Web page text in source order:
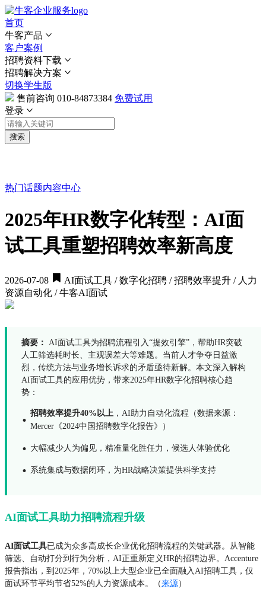
首页
牛客产品
客户案例
招聘资料下载
招聘解决方案
切换学生版
售前咨询 010-84873384 免费试用
登录
搜索
热门话题内容中心
2025年HR数字化转型：AI面
试工具重塑招聘效率新高度
2026-07-08
AI面试工具 / 数字化招聘 / 招聘效率提升 / 人力
资源自动化 / 牛客AI面试
摘要： AI面试工具为招聘流程引入“提效引擎”，帮助HR突破
人工筛选耗时长、主观误差大等难题。当前人才争夺日益激
烈，传统方法与业务增长诉求的矛盾亟待新解。本文深入解构
AI面试工具的应用优势，带来2025年HR数字化招聘核心趋
势：
· 招聘效率提升40%以上 ，AI助力自动化流程（数据来源：
Mercer《2024中国招聘数字化报告》）
· 大幅减少人为偏见，精准量化胜任力，候选人体验优化
· 系统集成与数据闭环，为HR战略决策提供科学支持
AI面试工具助力招聘流程升级
AI面试工具已成为众多高成长企业优化招聘流程的关键武器。从智能
筛选、自动打分到行为分析，AI正重新定义HR的招聘边界。Accenture
报告指出，到2025年，70%以上大型企业已全面融入AI招聘工具，仅
面试环节平均节省52%的人力资源成本。（来源）